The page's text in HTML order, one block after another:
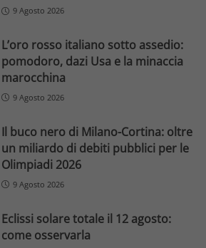
9 Agosto 2026
L’oro rosso italiano sotto assedio:
pomodoro, dazi Usa e la minaccia
marocchina
9 Agosto 2026
Il buco nero di Milano-Cortina: oltre
un miliardo di debiti pubblici per le
Olimpiadi 2026
9 Agosto 2026
Eclissi solare totale il 12 agosto:
come osservarla